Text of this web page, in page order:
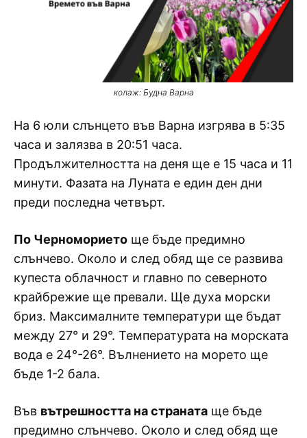
колаж: Будна Варна
На 6 юли слънцето във Варна изгрява в 5:35
часа и залязва в 20:51 часа.
Продължителността на деня ще е 15 часа и 11
минути. Фазата на Луната е един ден дни
преди последна четвърт.
По Черноморието ще бъде предимно
слънчево. Около и след обяд ще се развива
купеста облачност и главно по северното
крайбрежие ще превали. Ще духа морски
бриз. Максималните температури ще бъдат
между 27° и 29°. Температурата на морската
вода е 24°-26°. Вълнението на морето ще
бъде 1-2 бала.
Във вътрешността на страната ще бъде
предимно слънчево. Около и след обяд ще